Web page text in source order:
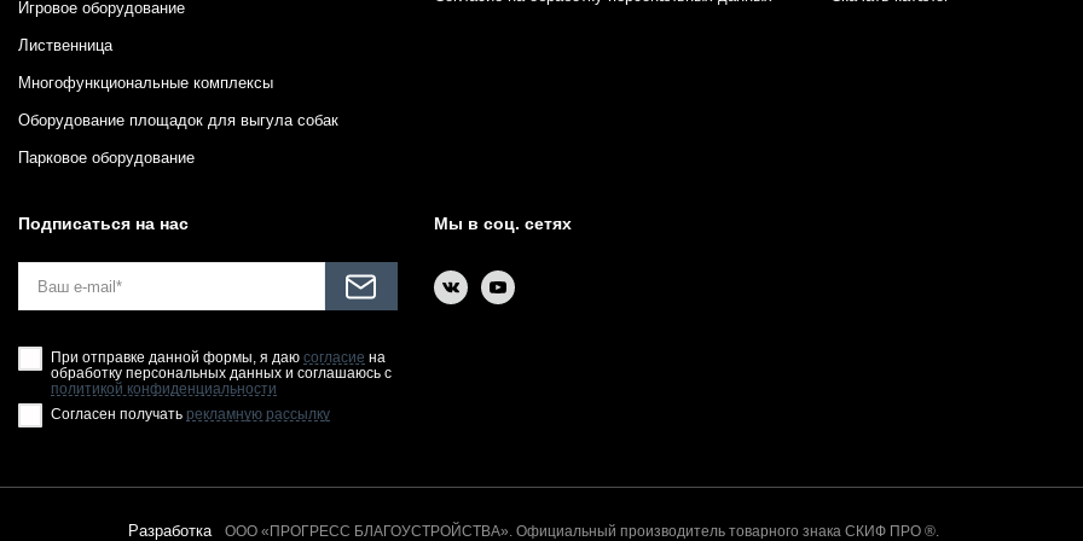
Игровое оборудование
Лиственница
Многофункциональные комплексы
Оборудование площадок для выгула собак
Парковое оборудование
Подписаться на нас
При отправке данной формы, я даю согласие на
обработку персональных данных и соглашаюсь с
политикой конфиденциальности
Согласен получать рекламную рассылку
Мы в соц. сетях
Разработка ООО «ПРОГРЕСС БЛАГОУСТРОЙСТВА». Официальный производитель товарного знака СКИФ ПРО ®.